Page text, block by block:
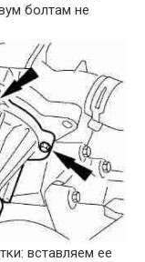
болтам не
вставляем ее